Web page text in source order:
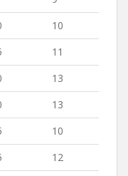
10
11
13
13
10
12